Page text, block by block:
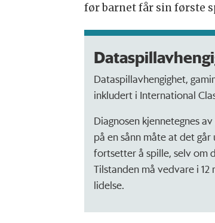
før barnet får sin første
Dataspillavhengighet,
inkludert i International
Diagnosen kjennetegnes
på en sånn måte at det
fortsetter å spille, selv om
Tilstanden må vedvare i
lidelse.